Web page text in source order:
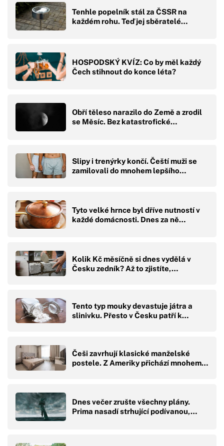
Tenhle popelník stál za ČSSR na
každém rohu. Teď jej sběratelé…
HOSPODSKÝ KVÍZ: Co by měl každý
Čech stihnout do konce léta?
Obří těleso narazilo do Země a zrodil
se Měsíc. Bez katastrofické…
Slipy i trenýrky končí. Čeští muži se
zamilovali do mnohem lepšího…
Tyto velké hrnce byl dříve nutností v
každé domácnosti. Dnes za ně…
Kolik Kč měsíčně si dnes vydělá v
Česku zedník? Až to zjistíte,…
Tento typ mouky devastuje játra a
slinivku. Přesto v Česku patří k…
Češi zavrhují klasické manželské
postele. Z Ameriky přichází mnohem…
Dnes večer zrušte všechny plány.
Prima nasadí strhující podívanou,…